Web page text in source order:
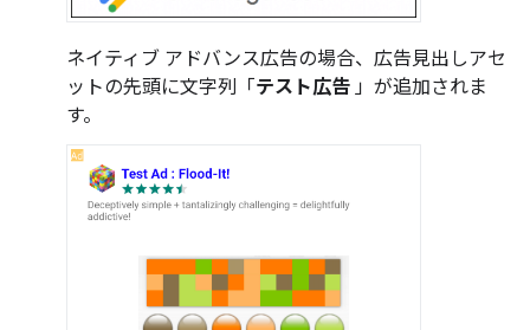
ネイティブ アドバンス広告の場合、広告見出しアセ
ットの先頭に文字列「テスト広告 」が追加されま
す。